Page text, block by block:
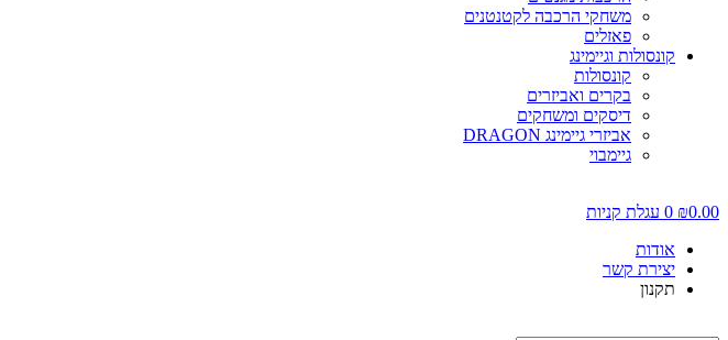
משחקי הרכבה לקטנטנים
פאזלים
קונסולות וגיימינג
קונסולות
בקרים ואביזרים
דיסקים ומשחקים
אביזרי גיימינג DRAGON
גיימבוי
₪0.00
0 עגלת קניות
אודות
יצירת קשר
תקנון